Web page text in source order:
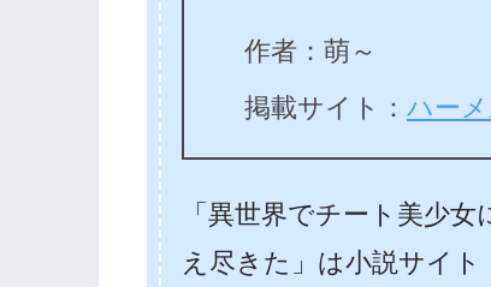
作者：萌～
掲載サイト：ハー
「異世界でチート美少
え尽きた」は小説サイ